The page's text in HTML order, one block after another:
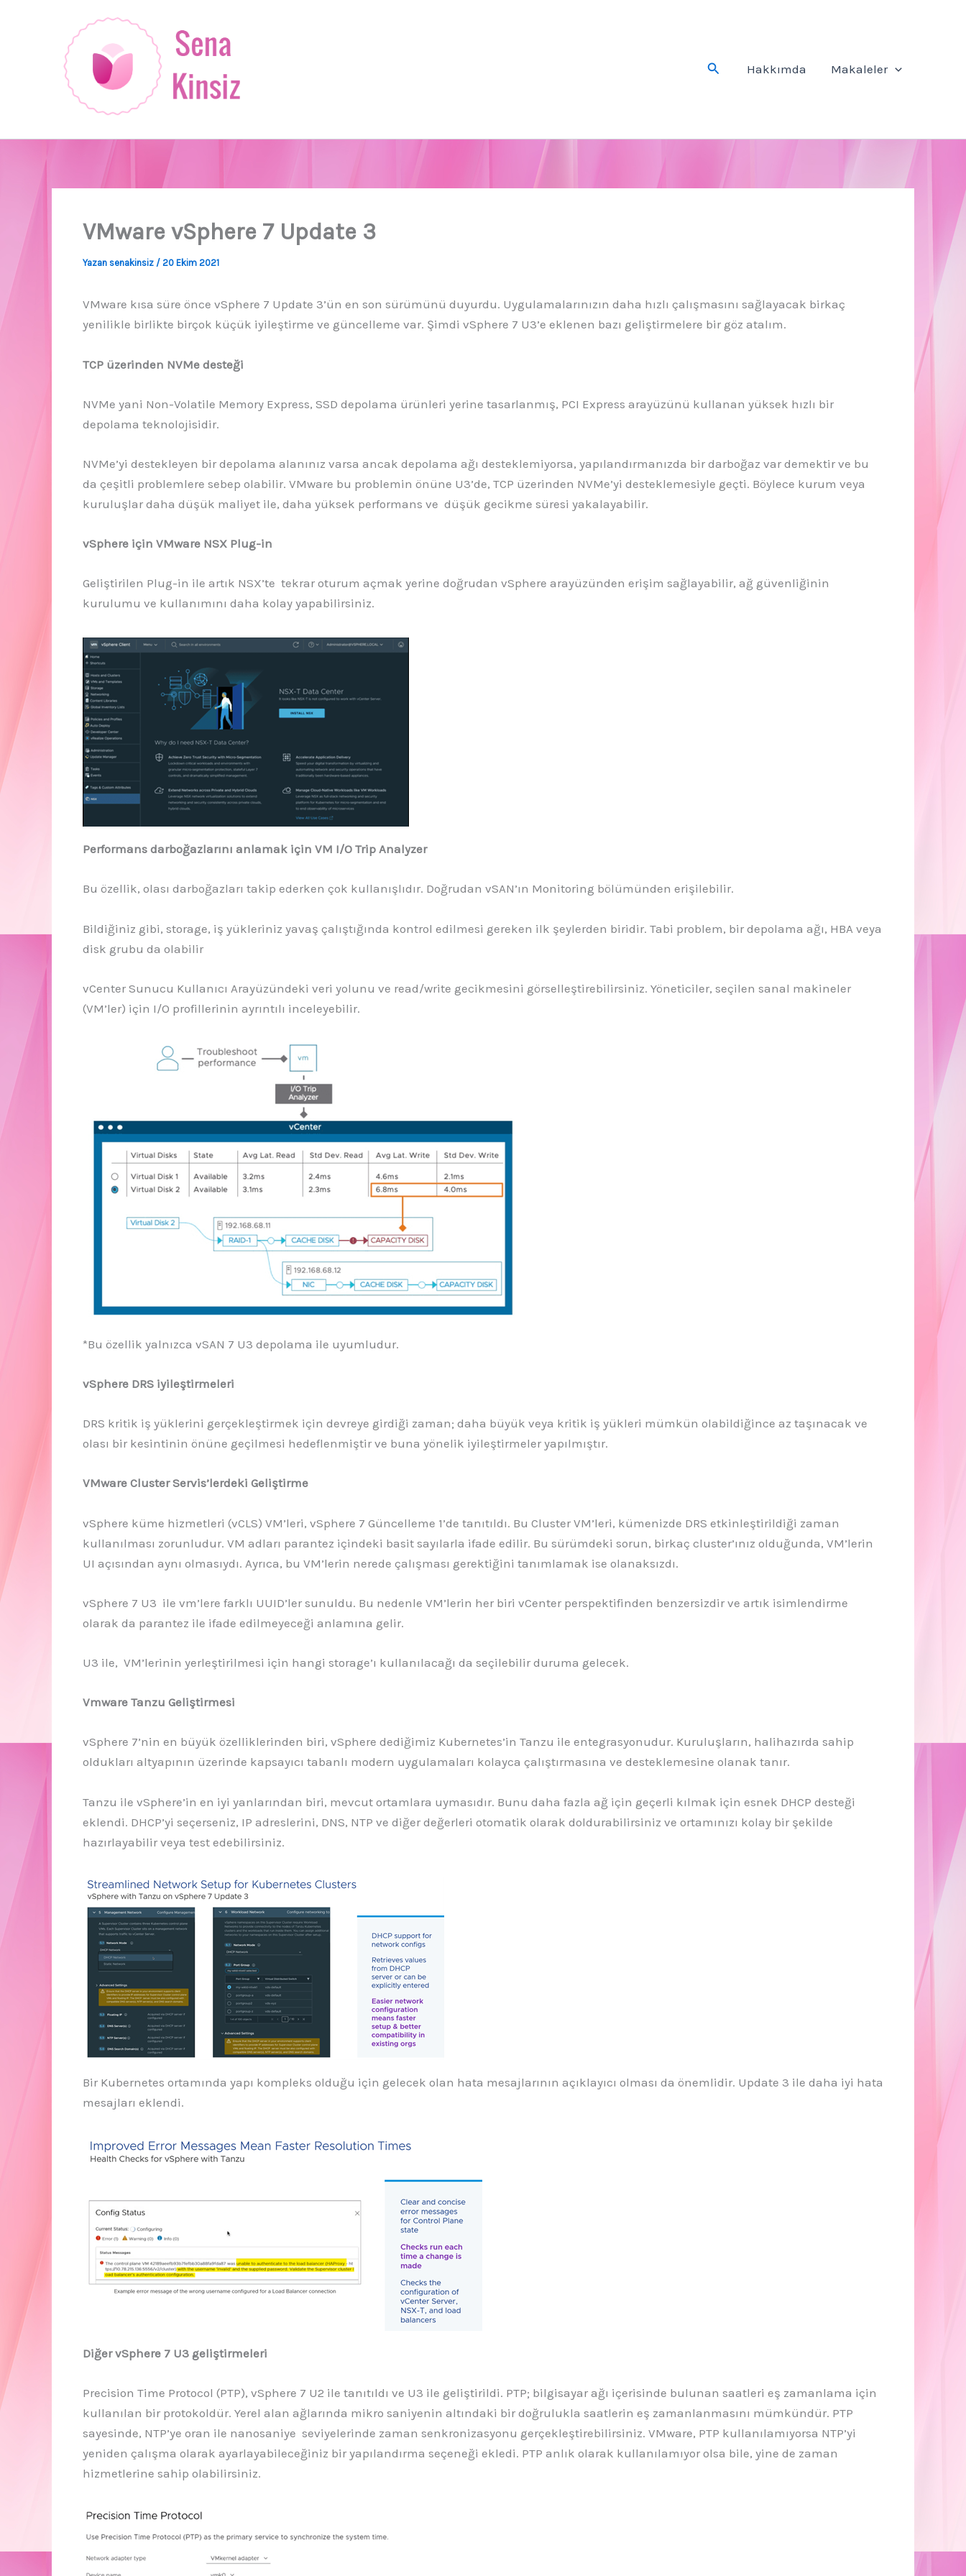
Arama Hakkımda Makaleler
VMware vSphere 7 Update 3
Yazan senakinsiz / 20 Ekim 2021
VMware kısa süre önce vSphere 7 Update 3’ün en son sürümünü duyurdu. Uygulamalarınızın daha hızlı çalışmasını sağlayacak birkaç
yenilikle birlikte birçok küçük iyileştirme ve güncelleme var. Şimdi vSphere 7 U3’e eklenen bazı geliştirmelere bir göz atalım.
TCP üzerinden NVMe desteği
NVMe yani Non-Volatile Memory Express, SSD depolama ürünleri yerine tasarlanmış, PCI Express arayüzünü kullanan yüksek hızlı bir
depolama teknolojisidir.
NVMe’yi destekleyen bir depolama alanınız varsa ancak depolama ağı desteklemiyorsa, yapılandırmanızda bir darboğaz var demektir ve bu
da çeşitli problemlere sebep olabilir. VMware bu problemin önüne U3’de, TCP üzerinden NVMe’yi desteklemesiyle geçti. Böylece kurum veya
kuruluşlar daha düşük maliyet ile, daha yüksek performans ve düşük gecikme süresi yakalayabilir.
vSphere için VMware NSX Plug-in
Geliştirilen Plug-in ile artık NSX’te tekrar oturum açmak yerine doğrudan vSphere arayüzünden erişim sağlayabilir, ağ güvenliğinin
kurulumu ve kullanımını daha kolay yapabilirsiniz.
Performans darboğazlarını anlamak için VM I/O Trip Analyzer
Bu özellik, olası darboğazları takip ederken çok kullanışlıdır. Doğrudan vSAN’ın Monitoring bölümünden erişilebilir.
Bildiğiniz gibi, storage, iş yükleriniz yavaş çalıştığında kontrol edilmesi gereken ilk şeylerden biridir. Tabi problem, bir depolama ağı, HBA veya
disk grubu da olabilir
vCenter Sunucu Kullanıcı Arayüzündeki veri yolunu ve read/write gecikmesini görselleştirebilirsiniz. Yöneticiler, seçilen sanal makineler
(VM’ler) için I/O profillerinin ayrıntılı inceleyebilir.
*Bu özellik yalnızca vSAN 7 U3 depolama ile uyumludur.
vSphere DRS iyileştirmeleri
DRS kritik iş yüklerini gerçekleştirmek için devreye girdiği zaman; daha büyük veya kritik iş yükleri mümkün olabildiğince az taşınacak ve
olası bir kesintinin önüne geçilmesi hedeflenmiştir ve buna yönelik iyileştirmeler yapılmıştır.
VMware Cluster Servis’lerdeki Geliştirme
vSphere küme hizmetleri (vCLS) VM’leri, vSphere 7 Güncelleme 1’de tanıtıldı. Bu Cluster VM’leri, kümenizde DRS etkinleştirildiği zaman
kullanılması zorunludur. VM adları parantez içindeki basit sayılarla ifade edilir. Bu sürümdeki sorun, birkaç cluster’ınız olduğunda, VM’lerin
UI açısından aynı olmasıydı. Ayrıca, bu VM’lerin nerede çalışması gerektiğini tanımlamak ise olanaksızdı.
vSphere 7 U3 ile vm’lere farklı UUID’ler sunuldu. Bu nedenle VM’lerin her biri vCenter perspektifinden benzersizdir ve artık isimlendirme
olarak da parantez ile ifade edilmeyeceği anlamına gelir.
U3 ile, VM’lerinin yerleştirilmesi için hangi storage’ı kullanılacağı da seçilebilir duruma gelecek.
Vmware Tanzu Geliştirmesi
vSphere 7’nin en büyük özelliklerinden biri, vSphere dediğimiz Kubernetes’in Tanzu ile entegrasyonudur. Kuruluşların, halihazırda sahip
oldukları altyapının üzerinde kapsayıcı tabanlı modern uygulamaları kolayca çalıştırmasına ve desteklemesine olanak tanır.
Tanzu ile vSphere’in en iyi yanlarından biri, mevcut ortamlara uymasıdır. Bunu daha fazla ağ için geçerli kılmak için esnek DHCP desteği
eklendi. DHCP’yi seçerseniz, IP adreslerini, DNS, NTP ve diğer değerleri otomatik olarak doldurabilirsiniz ve ortamınızı kolay bir şekilde
hazırlayabilir veya test edebilirsiniz.
Bir Kubernetes ortamında yapı kompleks olduğu için gelecek olan hata mesajlarının açıklayıcı olması da önemlidir. Update 3 ile daha iyi hata
mesajları eklendi.
Diğer vSphere 7 U3 geliştirmeleri
Precision Time Protocol (PTP), vSphere 7 U2 ile tanıtıldı ve U3 ile geliştirildi. PTP; bilgisayar ağı içerisinde bulunan saatleri eş zamanlama için
kullanılan bir protokoldür. Yerel alan ağlarında mikro saniyenin altındaki bir doğrulukla saatlerin eş zamanlanmasını mümkündür. PTP
sayesinde, NTP’ye oran ile nanosaniye seviyelerinde zaman senkronizasyonu gerçekleştirebilirsiniz. VMware, PTP kullanılamıyorsa NTP’yi
yeniden çalışma olarak ayarlayabileceğiniz bir yapılandırma seçeneği ekledi. PTP anlık olarak kullanılamıyor olsa bile, yine de zaman
hizmetlerine sahip olabilirsiniz.